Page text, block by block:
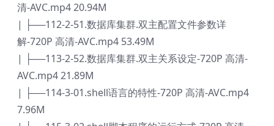
清-AVC.mp4 20.94M
| ├──112-2-51.数据库集群.双主配置文件参数详
解-720P 高清-AVC.mp4 53.49M
| ├──113-2-52.数据库集群.双主关系设定-720P 高清-
AVC.mp4 21.89M
| ├──114-3-01.shell语言的特性-720P 高清-AVC.mp4
7.96M